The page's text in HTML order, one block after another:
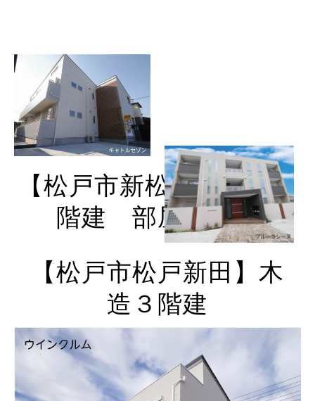
【松戸市新松戸】木造２
階建 部屋数６戸
【松戸市松戸新田】木
造３階建